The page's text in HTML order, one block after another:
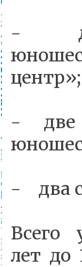
-
центр»;
- две
- два
Всего
лет до